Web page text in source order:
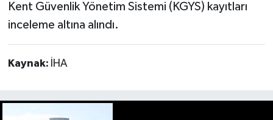
Kent Güvenlik Yönetim Sistemi (KGYS) kayıtları
inceleme altına alındı.
Kaynak: İHA